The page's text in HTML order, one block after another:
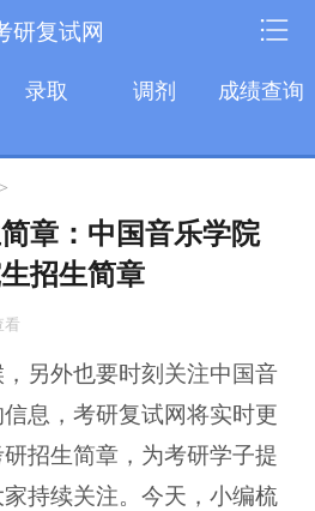
研复试网
录取 调剂
成绩查询
章：中国音乐学院
招生简章
看
另外也要时刻关注中国音
息，考研复试网将实时更
招生简章，为考研学子提
持续关注。今天，小编梳